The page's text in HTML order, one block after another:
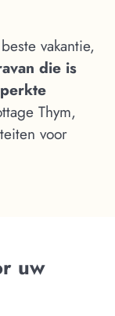
vakantie,
die is
Thym,
voor
uw